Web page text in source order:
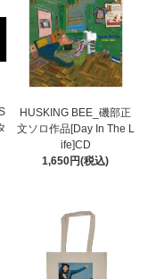
HUSKING BEE_磯部正
文ソロ作品[Day In The L
ife]CD
1,650円(税込)